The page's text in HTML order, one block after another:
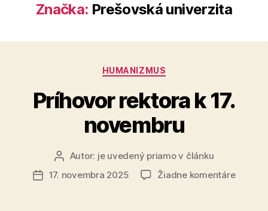
Značka: Prešovská univerzita
Kategórie
HUMANIZMUS
Príhovor rektora k 17.
novembru
AutorAutor: je uvedený priamo v článku
Dátum
17. novembra 2025 Žiadne komentárena